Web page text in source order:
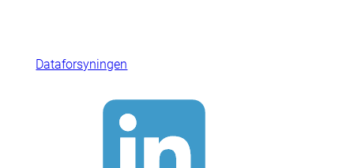
Dataforsyningen